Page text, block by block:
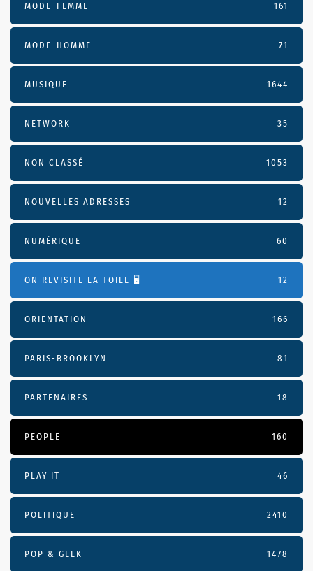
MODE-FEMME 161
MODE-HOMME 71
MUSIQUE 1644
NETWORK 35
NON CLASSÉ 1053
NOUVELLES ADRESSES 12
NUMÉRIQUE 60
ON REVISITE LA TOILE 🖥️ 12
ORIENTATION 166
PARIS-BROOKLYN 81
PARTENAIRES 18
PEOPLE 160
PLAY IT 46
POLITIQUE 2410
POP & GEEK 1478